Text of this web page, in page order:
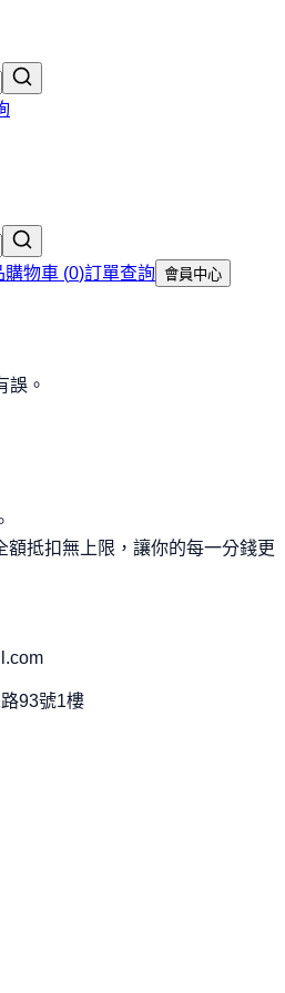
購物車 (0)訂單查詢 會員中心
誤。
額抵扣無上限，讓你的每一分錢更
93號1樓